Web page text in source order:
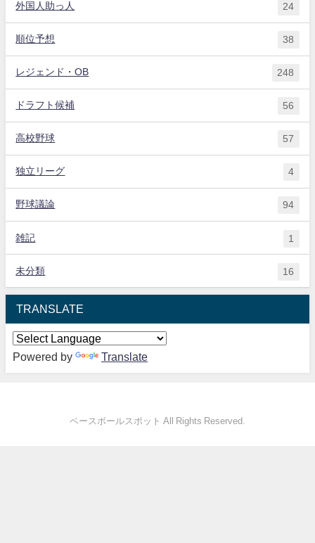
外国人助っ人 24
順位予想 38
レジェンド・OB 248
ドラフト候補 56
高校野球 57
独立リーグ 4
野球議論 94
雑記 1
未分類 16
TRANSLATE
Powered by Translate
ベースボールスポット All Rights Reserved.